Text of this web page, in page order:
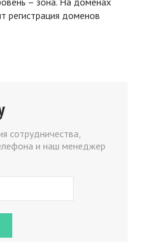
регистрация доменов
сотрудничества,
и наш менеджер